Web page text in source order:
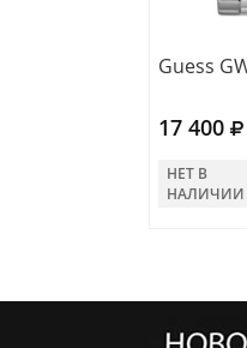
Guess
17 400
НЕТ В
НАЛИЧИИ